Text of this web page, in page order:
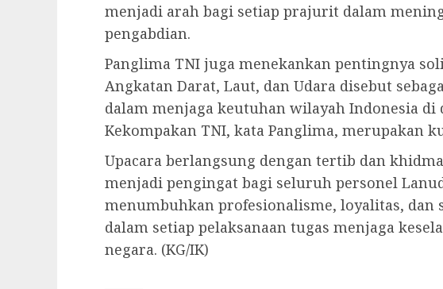
menjadi arah bagi setiap prajurit dalam
pengabdian.
Panglima TNI juga menekankan pentingnya
Angkatan Darat, Laut, dan Udara disebut
dalam menjaga keutuhan wilayah Indonesia di
Kekompakan TNI, kata Panglima, merupakan
Upacara berlangsung dengan tertib dan
menjadi pengingat bagi seluruh personel
menumbuhkan profesionalisme, loyalitas, dan
dalam setiap pelaksanaan tugas menjaga
negara. (KG/IK)